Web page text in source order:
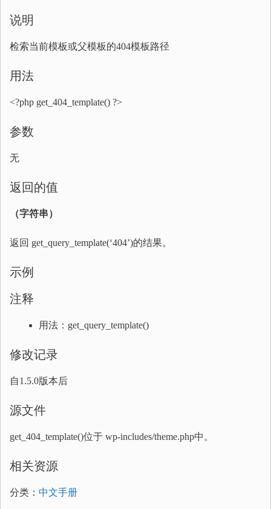
说明
检索当前模板或父模板的404模板路径
用法
<?php get_404_template() ?>
参数
无
返回的值
（字符串）
返回 get_query_template(‘404’)的结果。
示例
注释
用法：get_query_template()
修改记录
自1.5.0版本后
源文件
get_404_template()位于 wp-includes/theme.php中。
相关资源
分类： 中文手册